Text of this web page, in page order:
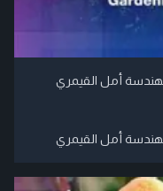
أمل القيمري
أمل القيمري